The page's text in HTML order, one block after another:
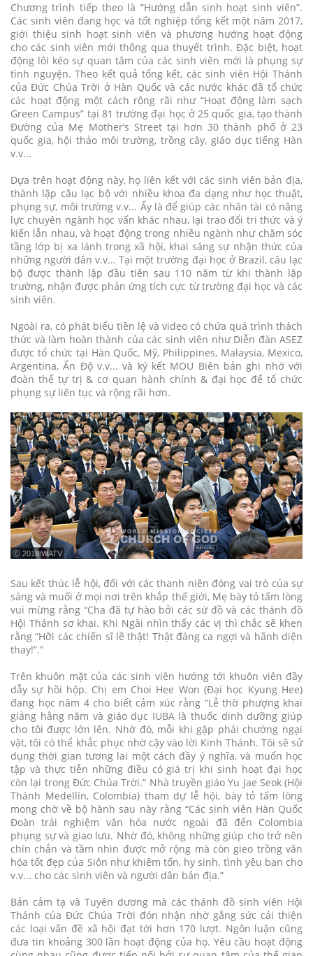
Chương trình tiếp theo là “Hướng dẫn sinh hoạt sinh viên”.
Các sinh viên đang học và tốt nghiệp tổng kết một năm 2017,
giới thiệu sinh hoạt sinh viên và phương hướng hoạt động
cho các sinh viên mới thông qua thuyết trình. Đặc biệt, hoạt
động lôi kéo sự quan tâm của các sinh viên mới là phụng sự
tình nguyện. Theo kết quả tổng kết, các sinh viên Hội Thánh
của Đức Chúa Trời ở Hàn Quốc và các nước khác đã tổ chức
các hoạt động một cách rộng rãi như “Hoạt động làm sạch
Green Campus” tại 81 trường đại học ở 25 quốc gia, tạo thành
Đường của Mẹ Mother’s Street tại hơn 30 thành phố ở 23
quốc gia, hội thảo môi trường, trồng cây, giáo dục tiếng Hàn
v.v...
Dựa trên hoạt động này, họ liên kết với các sinh viên bản địa,
thành lập câu lạc bộ với nhiều khoa đa dạng như học thuật,
phụng sự, môi trường v.v... Ấy là để giúp các nhân tài có năng
lực chuyên ngành học vấn khác nhau, lại trao đổi tri thức và ý
kiến lẫn nhau, và hoạt động trong nhiều ngành như chăm sóc
tầng lớp bị xa lánh trong xã hội, khai sáng sự nhận thức của
những người dân v.v... Tại một trường đại học ở Brazil, câu lạc
bộ được thành lập đầu tiên sau 110 năm từ khi thành lập
trường, nhận được phản ứng tích cực từ trường đại học và các
sinh viên.
Ngoài ra, có phát biểu tiền lệ và video có chứa quá trình thách
thức và làm hoàn thành của các sinh viên như Diễn đàn ASEZ
được tổ chức tại Hàn Quốc, Mỹ, Philippines, Malaysia, Mexico,
Argentina, Ấn Độ v.v... và ký kết MOU Biên bản ghi nhớ với
đoàn thể tự trị & cơ quan hành chính & đại học để tổ chức
phụng sự liên tục và rộng rãi hơn.
ⓒ 2018 WATV
Sau kết thúc lễ hội, đối với các thanh niên đóng vai trò của sự
sáng và muối ở mọi nơi trên khắp thế giới, Mẹ bày tỏ tấm lòng
vui mừng rằng “Cha đã tự hào bởi các sứ đồ và các thánh đồ
Hội Thánh sơ khai. Khi Ngài nhìn thấy các vị thì chắc sẽ khen
rằng “Hỡi các chiến sĩ lẽ thật! Thật đáng ca ngợi và hãnh diện
thay!”.”
Trên khuôn mặt của các sinh viên hướng tới khuôn viên đầy
dẫy sự hồi hộp. Chị em Choi Hee Won (Đại học Kyung Hee)
đang học năm 4 cho biết cảm xúc rằng “Lễ thờ phượng khai
giảng hằng năm và giáo dục IUBA là thuốc dinh dưỡng giúp
cho tôi được lớn lên. Nhờ đó, mỗi khi gặp phải chướng ngại
vật, tôi có thể khắc phục nhờ cậy vào lời Kinh Thánh. Tôi sẽ sử
dụng thời gian tương lai một cách đầy ý nghĩa, và muốn học
tập và thực tiễn những điều có giá trị khi sinh hoạt đại học
còn lại trong Đức Chúa Trời.” Nhà truyền giáo Yu Jae Seok (Hội
Thánh Medellín, Colombia) tham dự lễ hội, bày tỏ tấm lòng
mong chờ về bộ hành sau này rằng “Các sinh viên Hàn Quốc
Đoàn trải nghiệm văn hóa nước ngoài đã đến Colombia
phụng sự và giao lưu. Nhờ đó, không những giúp cho trở nên
chín chắn và tầm nhìn được mở rộng mà còn gieo trồng văn
hóa tốt đẹp của Siôn như khiêm tốn, hy sinh, tình yêu ban cho
v.v... cho các sinh viên và người dân bản địa.”
Bản cảm tạ và Tuyên dương mà các thánh đồ sinh viên Hội
Thánh của Đức Chúa Trời đón nhận nhờ gắng sức cải thiện
các loại vấn đề xã hội đạt tới hơn 170 lượt. Ngôn luận cũng
đưa tin khoảng 300 lần hoạt động của họ. Yêu cầu hoạt động